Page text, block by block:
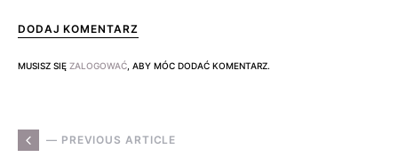
DODAJ KOMENTARZ
MUSISZ SIĘ ZALOGOWAĆ , ABY MÓC DODAĆ KOMENTARZ.
— PREVIOUS ARTICLE